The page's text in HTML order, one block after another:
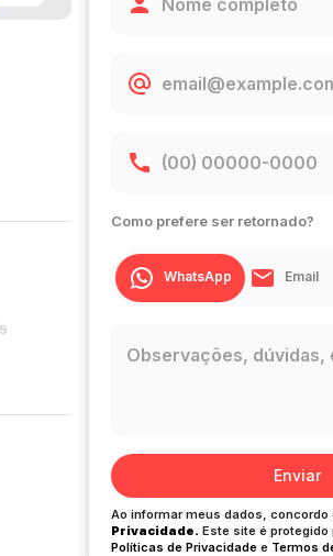
Como prefere ser retornado?
WhatsApp Email
Enviar
Ao informar meus dados, concordo
Privacidade. Este site é protegido
Políticas de Privacidade e Termos